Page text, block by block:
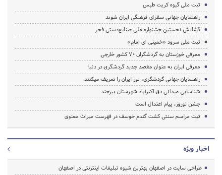
ثبت ملی گیوه کریت طبس
راهنمایان جهانی سفرای فرهنگی ایران شوند
گشایش نخستین جشنواره ملی صنایع‌دستی فجر
ثبت ملی سرود «خمینی ای امام»
معرفی خوزستان به گردشگران 70 کشور خارجی
معرفی ایران به عنوان مقصد جدید گردشگری در دنیا
راهنمایان جهانی گردشگری، تور ایران را تعریف میکنند
شناسایی میدانی دق اکبرآباد شهرستان بیرجند
جشن نوروز، پیام اعتدال است
ثبت مراسم سنتی کشت گندم خوسف در فهرست میراث معنوی
اخبار ویژه
طراحی سایت در اصفهان بهترین شیوه تبلیغات اینترنتی در اصفهان